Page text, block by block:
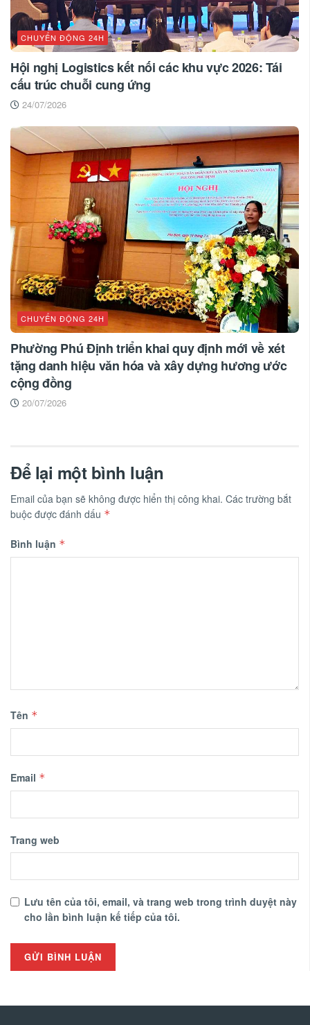
CHUYỂN ĐỘNG 24H
Hội nghị Logistics kết nối các khu vực 2026: Tái
cấu trúc chuỗi cung ứng
24/07/2026
CHUYỂN ĐỘNG 24H
Phường Phú Định triển khai quy định mới về xét
tặng danh hiệu văn hóa và xây dựng hương ước
cộng đồng
20/07/2026
Để lại một bình luận
Email của bạn sẽ không được hiển thị công khai. Các trường bắt
buộc được đánh dấu *
Bình luận *
Tên *
Email *
Trang web
Lưu tên của tôi, email, và trang web trong trình duyệt này
cho lần bình luận kế tiếp của tôi.